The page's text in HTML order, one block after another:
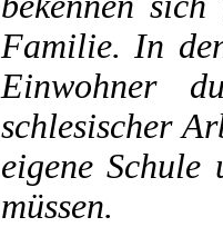
Familie. In
Einwohner
schlesischer
eigene Schule
müssen.